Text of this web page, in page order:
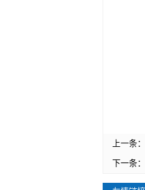
上一条：
下一条：